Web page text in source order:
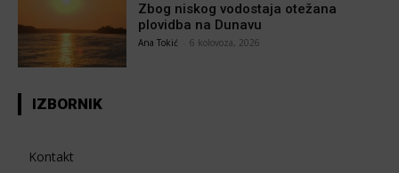
Zbog niskog vodostaja otežana
plovidba na Dunavu
Ana Tokić 6 kolovoza, 2026
IZBORNIK
Kontakt